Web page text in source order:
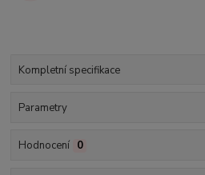
Kompletní specifikace
Parametry
Hodnocení 0